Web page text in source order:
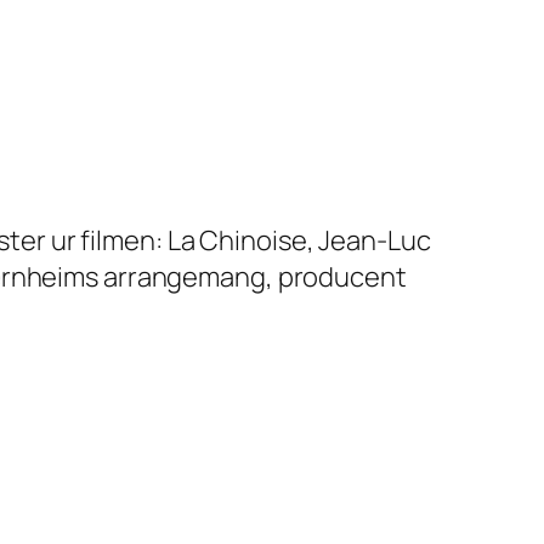
ur filmen: La Chinoise, Jean-Luc
arrangemang, producent